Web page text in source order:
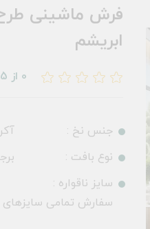
ابریشم
0 از 5
جنس نخ :
نوع بافت :
سایز ناقواره :
سفارش تمامی